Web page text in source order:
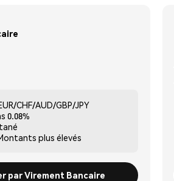
CHF/AUD/GBP/JPY
0.08%
plus élevés
par Virement Bancaire